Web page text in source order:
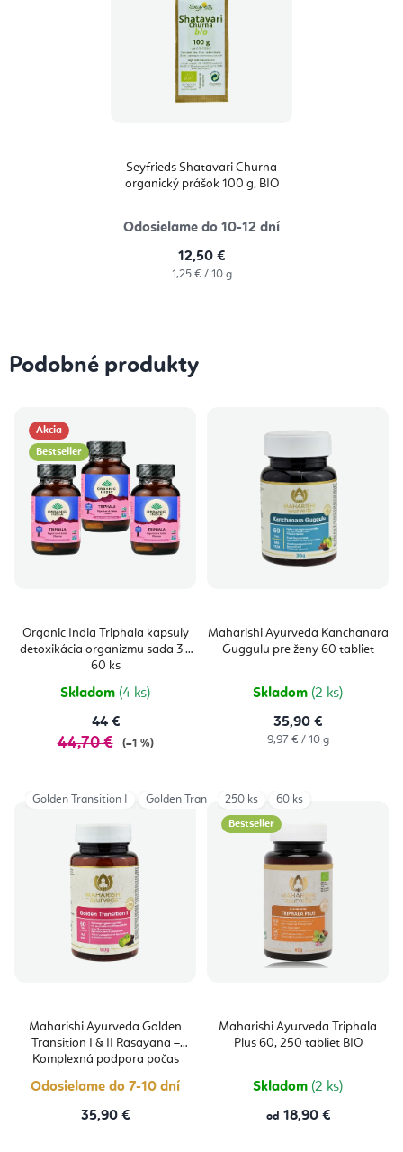
Seyfrieds Shatavari Churna
organický prášok 100 g, BIO
Odosielame do 10-12 dní
12,50 €
Jednotková
1,25 € / 10 g
Podobné produkty
Akcia
Bestseller
Organic India Triphala kapsuly
detoxikácia organizmu sada 3 x
60 ks
Skladom (4 ks)
44 €
44,70 € (–1 %)
Maharishi Ayurveda Kanchanara
Guggulu pre ženy 60 tabliet
Skladom (2 ks)
35,90 €
Jednotková
9,97 € / 10 g
Maharishi Ayurveda Golden
Transition I & II Rasayana –
Komplexná podpora počas
Odosielame do 7-10 dní
35,90 €
Golden Transition I Golden Transition II
Bestseller
Maharishi Ayurveda Triphala
Plus 60, 250 tabliet BIO
Skladom (2 ks)
od 18,90 €
250 ks 60 ks